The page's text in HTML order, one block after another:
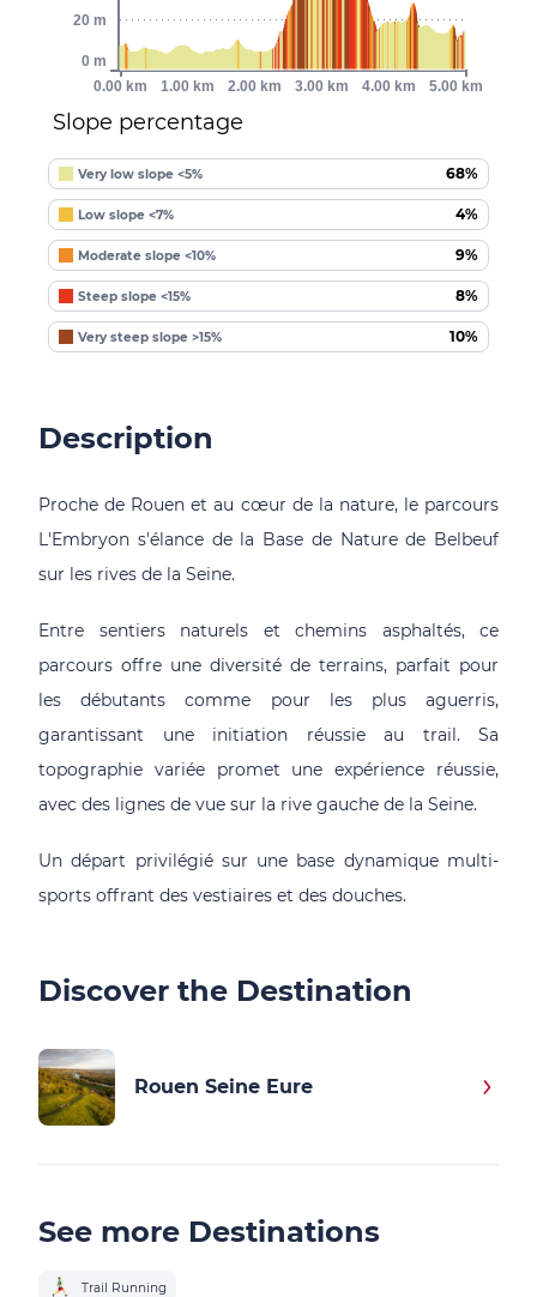
Slope percentage
Very low slope <5% 68%
Low slope <7% 4%
Moderate slope <10% 9%
Steep slope <15% 8%
Very steep slope >15% 10%
0.00 km 1.00 km 2.00 km 3.00 km 4.00 km 5.00 km
0 m
20 m
Description
Proche de Rouen et au cœur de la nature, le parcours
L'Embryon s'élance de la Base de Nature de Belbeuf
sur les rives de la Seine.
Entre sentiers naturels et chemins asphaltés, ce
parcours offre une diversité de terrains, parfait pour
les débutants comme pour les plus aguerris,
garantissant une initiation réussie au trail. Sa
topographie variée promet une expérience réussie,
avec des lignes de vue sur la rive gauche de la Seine.
Un départ privilégié sur une base dynamique multi-
sports offrant des vestiaires et des douches.
Discover the Destination
Rouen Seine Eure
See more Destinations
Trail Running